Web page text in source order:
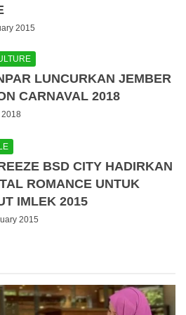
2015
LUNCURKAN JEMBER
CARNAVAL 2018
2018
BSD CITY HADIRKAN
ROMANCE UNTUK
IMLEK 2015
2015